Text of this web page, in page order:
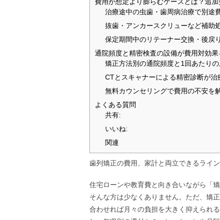
治療途中の虫歯・歯周病治療で別途
抜歯・アンカースクリューなど補助
保定期間中のリテーナー交換・後戻
通院頻度と精密検査の設備が費用対効
矯正方法別の通院頻度と1回あたり
CTとスキャナーによる精密診断が
無料カウンセリングで費用の不安を
よくある質問
共有:
いいね:
関連
歯列矯正の費用、家計と両立できるライ
住宅ローンや教育費と向き合いながら「
そんな方は少なくありません。ただ、矯
合わせれば月々の負担を大きく抑えられ